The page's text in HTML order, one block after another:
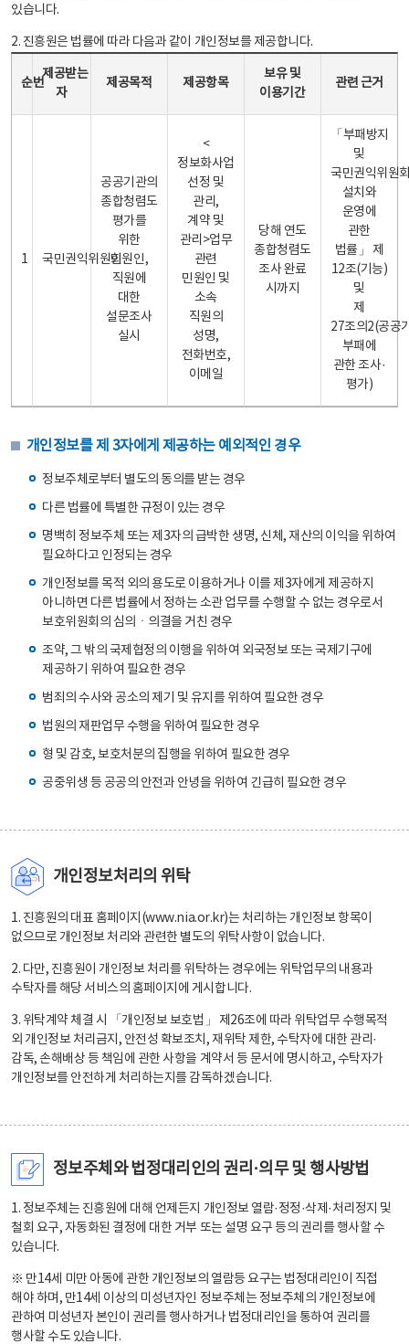
있습니다.
2. 진흥원은 법률에 따라 다음과 같이 개인정보를 제공합니다.
순번
제공받는
자
제공목적 제공항목
보유 및
이용기간
관련 근거
1 국민권익위원회
공공기관의
종합청렴도
평가를
위한
민원인,
직원에
대한
설문조사
실시
<
정보화사업
선정 및
관리,
계약 및
관리>업무
관련
민원인 및
소속
직원의
성명,
전화번호,
이메일
당해 연도
종합청렴도
조사 완료
시까지
「부패방지
및
국민권익위원
설치와
운영에
관한
법률」 제
12조(기능)
및
제
27조의2(공공
부패에
관한 조사·
평가)
개인정보를 제 3자에게 제공하는 예외적인 경우
정보주체로부터 별도의 동의를 받는 경우
다른 법률에 특별한 규정이 있는 경우
명백히 정보주체 또는 제3자의 급박한 생명, 신체, 재산의 이익을 위하여
필요하다고 인정되는 경우
개인정보를 목적 외의 용도로 이용하거나 이를 제3자에게 제공하지
아니하면 다른 법률에서 정하는 소관 업무를 수행할 수 없는 경우로서
보호위원회의 심의ㆍ의결을 거친 경우
조약, 그 밖의 국제협정의 이행을 위하여 외국정보 또는 국제기구에
제공하기 위하여 필요한 경우
범죄의 수사와 공소의 제기 및 유지를 위하여 필요한 경우
법원의 재판업무 수행을 위하여 필요한 경우
형 및 감호, 보호처분의 집행을 위하여 필요한 경우
공중위생 등 공공의 안전과 안녕을 위하여 긴급히 필요한 경우
개인정보처리의 위탁
1. 진흥원의 대표 홈페이지(www.nia.or.kr)는 처리하는 개인정보 항목이
없으므로 개인정보 처리와 관련한 별도의 위탁사항이 없습니다.
2. 다만, 진흥원이 개인정보 처리를 위탁하는 경우에는 위탁업무의 내용과
수탁자를 해당 서비스의 홈페이지에 게시합니다.
3. 위탁계약 체결 시 「개인정보 보호법」 제26조에 따라 위탁업무 수행목적
외 개인정보 처리금지, 안전성 확보조치, 재위탁 제한, 수탁자에 대한 관리·
감독, 손해배상 등 책임에 관한 사항을 계약서 등 문서에 명시하고, 수탁자가
개인정보를 안전하게 처리하는지를 감독하겠습니다.
정보주체와 법정대리인의 권리·의무 및 행사방법
1. 정보주체는 진흥원에 대해 언제든지 개인정보 열람·정정·삭제·처리정지 및
철회 요구, 자동화된 결정에 대한 거부 또는 설명 요구 등의 권리를 행사할 수
있습니다.
※ 만14세 미만 아동에 관한 개인정보의 열람등 요구는 법정대리인이 직접
해야 하며, 만14세 이상의 미성년자인 정보주체는 정보주체의 개인정보에
관하여 미성년자 본인이 권리를 행사하거나 법정대리인을 통하여 권리를
행사할 수도 있습니다.